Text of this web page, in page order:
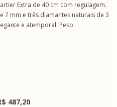
Extra de 40 cm com regulagem.
7 mm e três diamantes naturais de 3
e atemporal. Peso
487,20